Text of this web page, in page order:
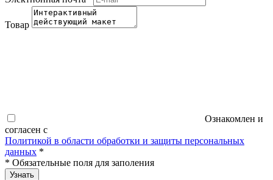
Товар
Ознакомлен и
согласен с
Политикой в области обработки и защиты персональных
данных *
* Обязательные поля для заполения
Узнать